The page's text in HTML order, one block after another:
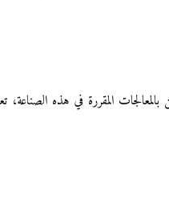
المقررة في هذه الصناعة،